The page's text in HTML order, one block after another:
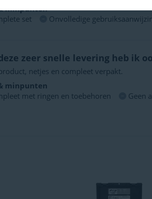
minpunten
set
Onvolledige
zeer snelle levering heb ik
netjes en compleet verpakt.
minpunten
met ringen en toebehoren
Geen